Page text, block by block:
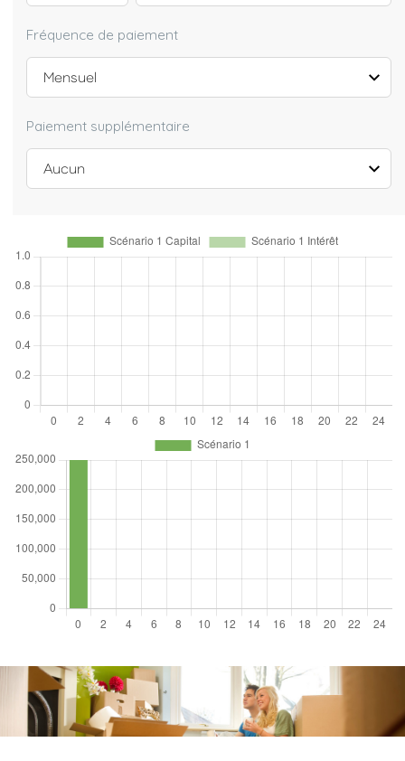
Fréquence de paiement
Paiement supplémentaire